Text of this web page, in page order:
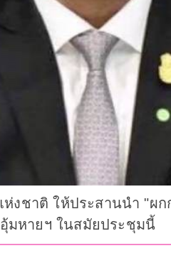
งชาติ ให้ประสานนำ "ผ
มหายฯ ในสมัยประชุมนี้